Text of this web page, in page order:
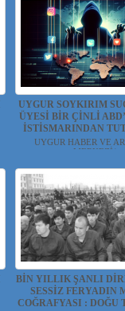
UYGUR SOYKIRIM
ÜYESİ BİR ÇİNLİ
İSTİSMARINDAN
UYGUR HABER VE
MERKEZİ(...
BİN YILLIK ŞANLI
SESSİZ FERYADIN
COĞRAFYASI : DOĞU